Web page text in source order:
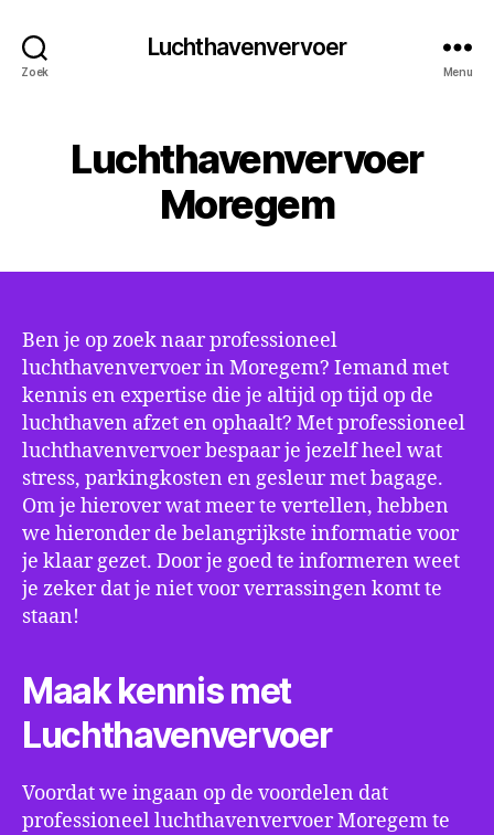
Zoek
Luchthavenvervoer
Menu
Luchthavenvervoer
Moregem
Ben je op zoek naar professioneel
luchthavenvervoer in Moregem? Iemand met
kennis en expertise die je altijd op tijd op de
luchthaven afzet en ophaalt? Met professioneel
luchthavenvervoer bespaar je jezelf heel wat
stress, parkingkosten en gesleur met bagage.
Om je hierover wat meer te vertellen, hebben
we hieronder de belangrijkste informatie voor
je klaar gezet. Door je goed te informeren weet
je zeker dat je niet voor verrassingen komt te
staan!
Maak kennis met
Luchthavenvervoer
Voordat we ingaan op de voordelen dat
professioneel luchthavenvervoer Moregem te